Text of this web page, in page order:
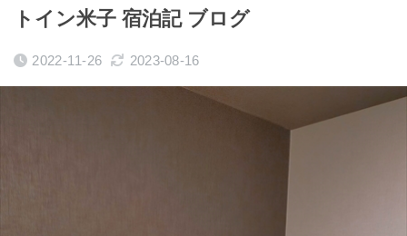
トイン米子 宿泊記 ブログ
2022-11-26 2023-08-16